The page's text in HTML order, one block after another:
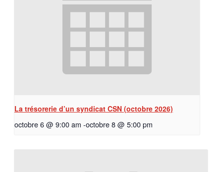
La trésorerie d’un syndicat CSN (octobre 2026)
octobre 6 @ 9:00 am -octobre 8 @ 5:00 pm